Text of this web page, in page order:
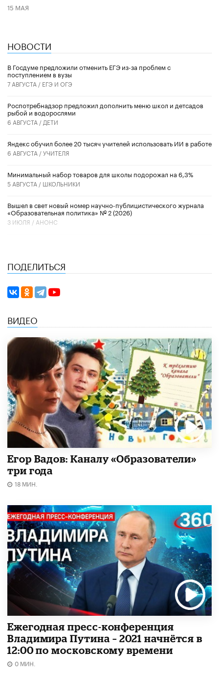
15 МАЯ
НОВОСТИ
В Госдуме предложили отменить ЕГЭ из-за проблем с
поступлением в вузы
7 АВГУСТА / ЕГЭ И ОГЭ
Роспотребнадзор предложил дополнить меню школ и детсадов
рыбой и водорослями
6 АВГУСТА / ДЕТИ
​Яндекс обучил более 20 тысяч учителей использовать ИИ в работе
6 АВГУСТА /УЧИТЕЛЯ
Минимальный набор товаров для школы подорожал на 6,3%
5 АВГУСТА / ШКОЛЬНИКИ
Вышел в свет новый номер научно-публицистического журнала
«Образовательная политика» № 2 (2026)
3 ИЮЛЯ / АНОНС
ПОДЕЛИТЬСЯ
ВИДЕО
Егор Вадов: Каналу «Образователи»
три года
18 МИН.
Ежегодная пресс-конференция
Владимира Путина – 2021 начнётся в
12:00 по московскому времени
0 МИН.